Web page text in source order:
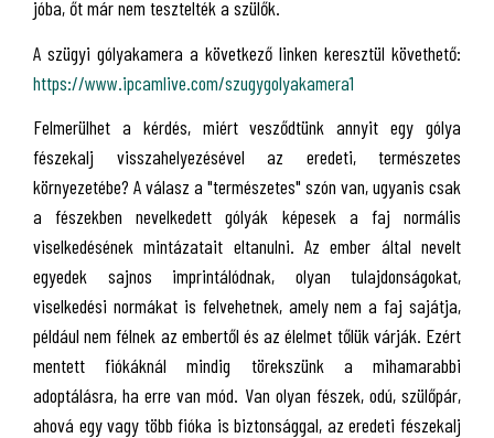
jóba, őt már nem tesztelték a szülők.
A szügyi gólyakamera a következő linken keresztül követhető:
https://www.ipcamlive.com/szugygolyakamera1
Felmerülhet a kérdés, miért vesződtünk annyit egy gólya
fészekalj visszahelyezésével az eredeti, természetes
környezetébe? A válasz a "természetes" szón van, ugyanis csak
a fészekben nevelkedett gólyák képesek a faj normális
viselkedésének mintázatait eltanulni. Az ember által nevelt
egyedek sajnos imprintálódnak, olyan tulajdonságokat,
viselkedési normákat is felvehetnek, amely nem a faj sajátja,
például nem félnek az embertől és az élelmet tőlük várják. Ezért
mentett fiókáknál mindig törekszünk a mihamarabbi
adoptálásra, ha erre van mód. Van olyan fészek, odú, szülőpár,
ahová egy vagy több fióka is biztonsággal, az eredeti fészekalj